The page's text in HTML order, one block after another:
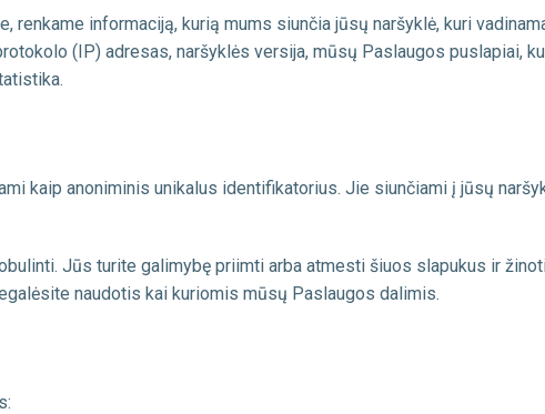
informaciją, kurią mums siunčia jūsų naršyklė, kuri
(IP) adresas, naršyklės versija, mūsų Paslaugos puslapiai,
kaip anoniminis unikalus identifikatorius. Jie siunčiami į jūsų
Jūs turite galimybę priimti arba atmesti šiuos slapukus ir
naudotis kai kuriomis mūsų Paslaugos dalimis.